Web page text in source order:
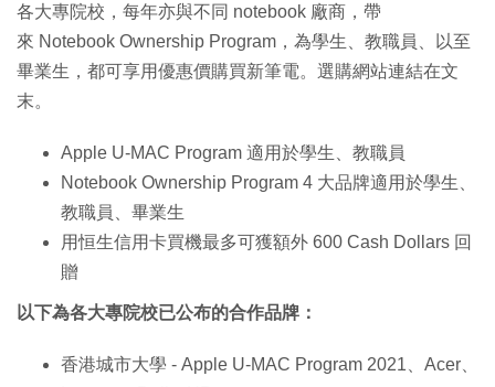
各大專院校，每年亦與不同 notebook 廠商，帶
來 Notebook Ownership Program，為學生、教職員、以至
畢業生，都可享用優惠價購買新筆電。選購網站連結在文
末。
Apple U-MAC Program 適用於學生、教職員
Notebook Ownership Program 4 大品牌適用於學生、
教職員、畢業生
用恒生信用卡買機最多可獲額外 600 Cash Dollars 回
贈
以下為各大專院校已公布的合作品牌：
香港城市大學 - Apple U-MAC Program 2021、Acer、